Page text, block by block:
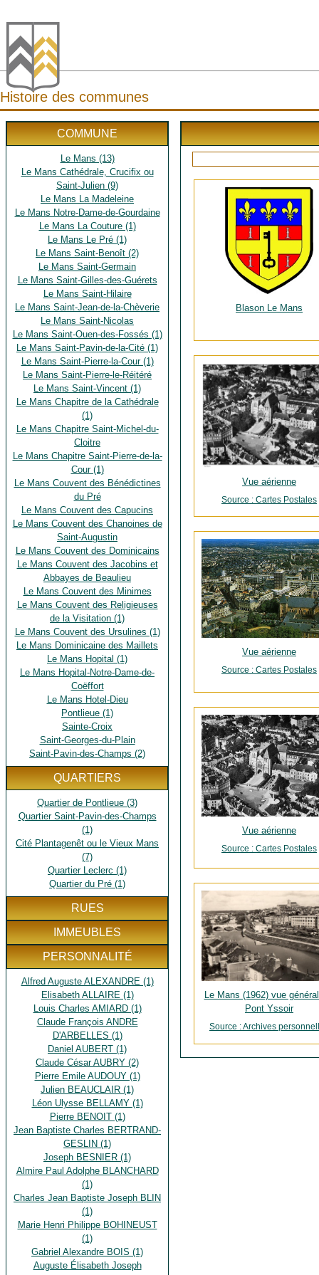
Histoire des communes
COMMUNE
Le Mans (13)
Le Mans Cathédrale, Crucifix ou
Saint-Julien (9)
Le Mans La Madeleine
Le Mans Notre-Dame-de-Gourdaine
Le Mans La Couture (1)
Le Mans Le Pré (1)
Le Mans Saint-Benoît (2)
Le Mans Saint-Germain
Le Mans Saint-Gilles-des-Guérets
Le Mans Saint-Hilaire
Le Mans Saint-Jean-de-la-Chèverie
Le Mans Saint-Nicolas
Le Mans Saint-Ouen-des-Fossés (1)
Le Mans Saint-Pavin-de-la-Cité (1)
Le Mans Saint-Pierre-la-Cour (1)
Le Mans Saint-Pierre-le-Réitéré
Le Mans Saint-Vincent (1)
Le Mans Chapitre de la Cathédrale
(1)
Le Mans Chapitre Saint-Michel-du-
Cloitre
Le Mans Chapitre Saint-Pierre-de-la-
Cour (1)
Le Mans Couvent des Bénédictines
du Pré
Le Mans Couvent des Capucins
Le Mans Couvent des Chanoines de
Saint-Augustin
Le Mans Couvent des Dominicains
Le Mans Couvent des Jacobins et
Abbayes de Beaulieu
Le Mans Couvent des Minimes
Le Mans Couvent des Religieuses
de la Visitation (1)
Le Mans Couvent des Ursulines (1)
Le Mans Dominicaine des Maillets
Le Mans Hopital (1)
Le Mans Hopital-Notre-Dame-de-
Coëffort
Le Mans Hotel-Dieu
Pontlieue (1)
Sainte-Croix
Saint-Georges-du-Plain
Saint-Pavin-des-Champs (2)
QUARTIERS
Quartier de Pontlieue (3)
Quartier Saint-Pavin-des-Champs
(1)
Cité Plantagenêt ou le Vieux Mans
(7)
Quartier Leclerc (1)
Quartier du Pré (1)
RUES
IMMEUBLES
PERSONNALITÉ
Alfred Auguste ALEXANDRE (1)
Elisabeth ALLAIRE (1)
Louis Charles AMIARD (1)
Claude François ANDRE
D'ARBELLES (1)
Daniel AUBERT (1)
Claude César AUBRY (2)
Pierre Emile AUDOUY (1)
Julien BEAUCLAIR (1)
Léon Ulysse BELLAMY (1)
Pierre BENOIT (1)
Jean Baptiste Charles BERTRAND-
GESLIN (1)
Joseph BESNIER (1)
Almire Paul Adolphe BLANCHARD
(1)
Charles Jean Baptiste Joseph BLIN
(1)
Marie Henri Philippe BOHINEUST
(1)
Gabriel Alexandre BOIS (1)
Auguste Élisabeth Joseph
Blason Le Mans
Vue aérienne
Source : Cartes Postales
Vue aérienne
Source : Cartes Postales
Vue aérienne
Source : Cartes Postales
Le Mans (1962) vue
Pont Yssoir
Source : Archives